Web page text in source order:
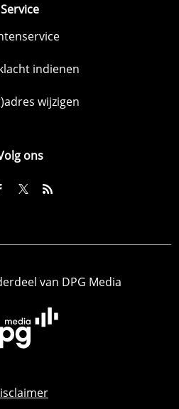
Service
indienen
wijzigen
ons
van DPG Media